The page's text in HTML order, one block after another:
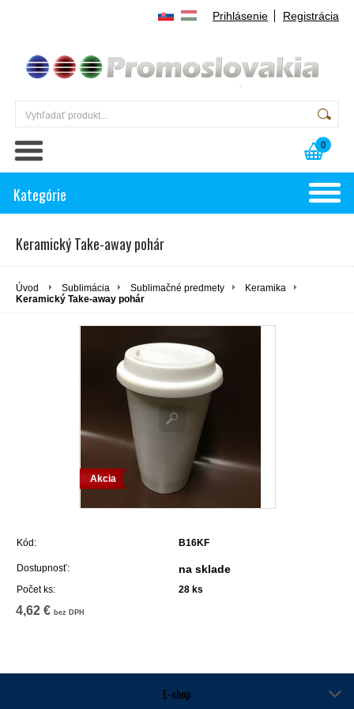
Prihlásenie Registrácia
0
Kategórie
Keramický Take-away pohár
Úvod Sublimácia Sublimačné predmety
Keramika
Keramický Take-away pohár
Akcia
Kód: B16KF
Dostupnosť: na sklade
Počet ks: 28 ks
4,62 € bez DPH
E-shop